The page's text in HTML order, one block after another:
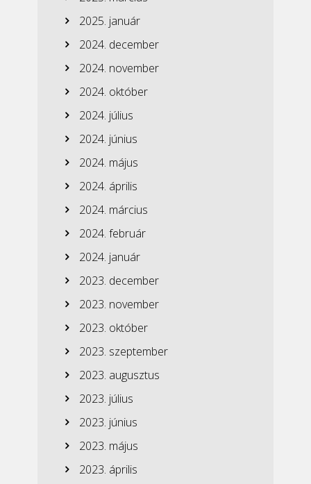
2025. január
2024. december
2024. november
2024. október
2024. július
2024. június
2024. május
2024. április
2024. március
2024. február
2024. január
2023. december
2023. november
2023. október
2023. szeptember
2023. augusztus
2023. július
2023. június
2023. május
2023. április